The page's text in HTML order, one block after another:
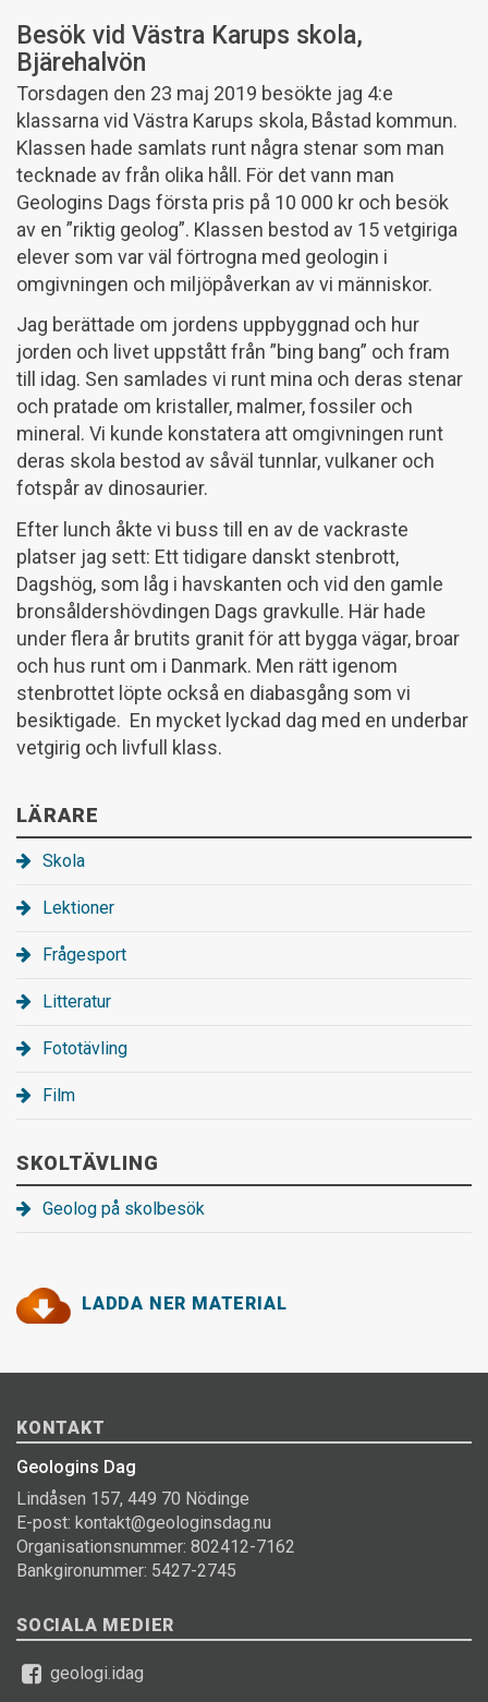
Besök vid Västra Karups skola,
Bjärehalvön
Torsdagen den 23 maj 2019 besökte jag 4:e
klassarna vid Västra Karups skola, Båstad kommun.
Klassen hade samlats runt några stenar som man
tecknade av från olika håll. För det vann man
Geologins Dags första pris på 10 000 kr och besök
av en ”riktig geolog”. Klassen bestod av 15 vetgiriga
elever som var väl förtrogna med geologin i
omgivningen och miljöpåverkan av vi människor.
Jag berättade om jordens uppbyggnad och hur
jorden och livet uppstått från ”bing bang” och fram
till idag. Sen samlades vi runt mina och deras stenar
och pratade om kristaller, malmer, fossiler och
mineral. Vi kunde konstatera att omgivningen runt
deras skola bestod av såväl tunnlar, vulkaner och
fotspår av dinosaurier.
Efter lunch åkte vi buss till en av de vackraste
platser jag sett: Ett tidigare danskt stenbrott,
Dagshög, som låg i havskanten och vid den gamle
bronsåldershövdingen Dags gravkulle. Här hade
under flera år brutits granit för att bygga vägar, broar
och hus runt om i Danmark. Men rätt igenom
stenbrottet löpte också en diabasgång som vi
besiktigade. En mycket lyckad dag med en underbar
vetgirig och livfull klass.
LÄRARE
Skola
Lektioner
Frågesport
Litteratur
Fototävling
Film
SKOLTÄVLING
Geolog på skolbesök
LADDA NER MATERIAL
KONTAKT
Geologins Dag
Lindåsen 157, 449 70 Nödinge
E-post: kontakt@geologinsdag.nu
Organisationsnummer: 802412-7162
Bankgironummer: 5427-2745
SOCIALA MEDIER
geologi.idag